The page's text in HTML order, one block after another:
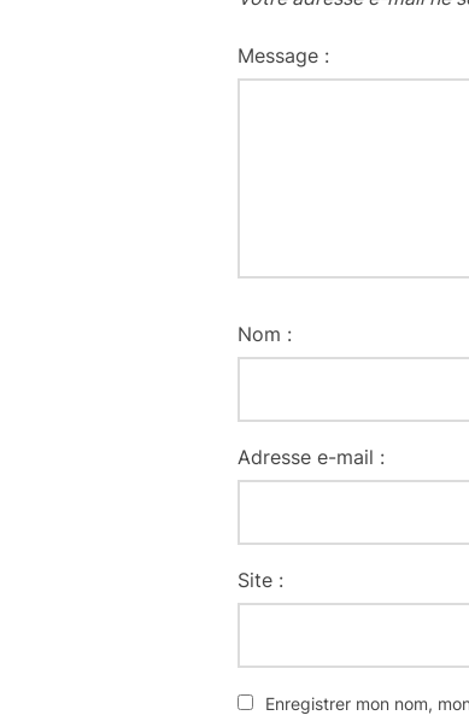
Message :
Nom :
Adresse e-mail :
Site :
Enregistrer mon nom,